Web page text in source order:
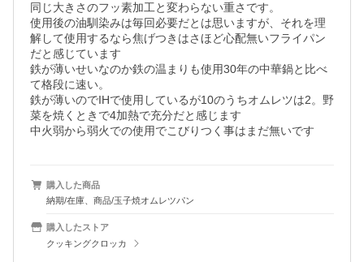
同じ大きさのフッ素加工と変わらない重さです。
使用後の油馴染みは毎回必要だとは思いますが、それを理
解して使用するなら焦げつきはさほど心配無いフライパン
だと感じています
鉄が薄いせいなのか鉄の温まりも使用30年の中華鍋と比べ
て格段に速い。
鉄が薄いのでIHで使用しているが10のうちオムレツは2。野
菜を焼くときで4加熱で充分だと感じます
中火弱から弱火での使用でこびりつく事はまだ無いです
購入した商品
納期/在庫、商品/玉子焼オムレツパン
購入したストア
クッキングクロッカ